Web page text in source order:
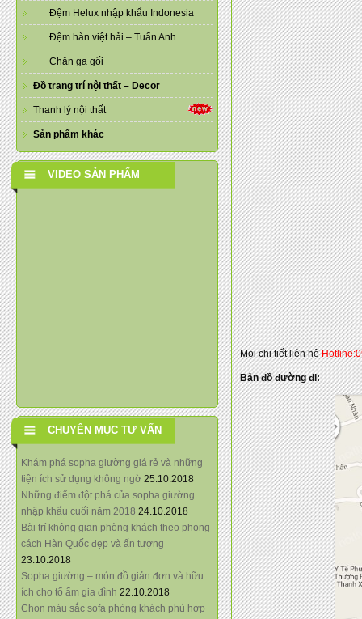
Đệm Helux nhập khẩu Indonesia
Đệm hàn việt hải – Tuấn Anh
Chăn ga gối
Đồ trang trí nội thất – Decor
Thanh lý nội thất
Sản phẩm khác
VIDEO SẢN PHẨM
CHUYÊN MỤC TƯ VẤN
Khám phá sopha giường giá rẻ và những
tiện ích sử dụng không ngờ 25.10.2018
Những điểm đột phá của sopha giường
nhập khẩu cuối năm 2018 24.10.2018
Bài trí không gian phòng khách theo phong
cách Hàn Quốc đẹp và ấn tượng
23.10.2018
Sopha giường – món đồ giản đơn và hữu
ích cho tổ ấm gia đình 22.10.2018
Chọn màu sắc sofa phòng khách phù hợp
Mọi chi tiết liên hệ
Bản đồ đường đi: